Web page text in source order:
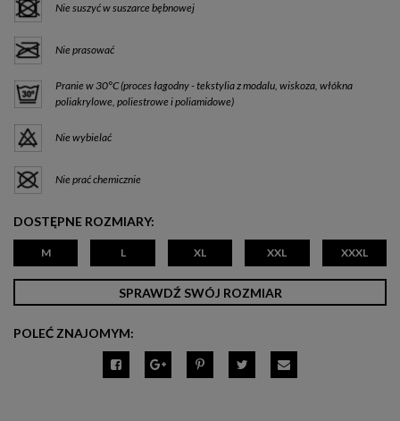
Nie suszyć w suszarce bębnowej
Nie prasować
Pranie w 30°C (proces łagodny - tekstylia z modalu, wiskoza, włókna
poliakrylowe, poliestrowe i poliamidowe)
Nie wybielać
Nie prać chemicznie
DOSTĘPNE ROZMIARY:
M L XL XXL XXXL
SPRAWDŹ SWÓJ ROZMIAR
POLEĆ ZNAJOMYM: